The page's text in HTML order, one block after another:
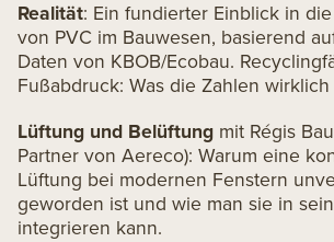
Realität: Ein fundierter Einblick in
von PVC im Bauwesen, basierend
Daten von KBOB/Ecobau.
Fußabdruck: Was die Zahlen wirklich
Lüftung und Belüftung mit Régis
Partner von Aereco): Warum eine
Lüftung bei modernen Fenstern
geworden ist und wie man sie in
integrieren kann.